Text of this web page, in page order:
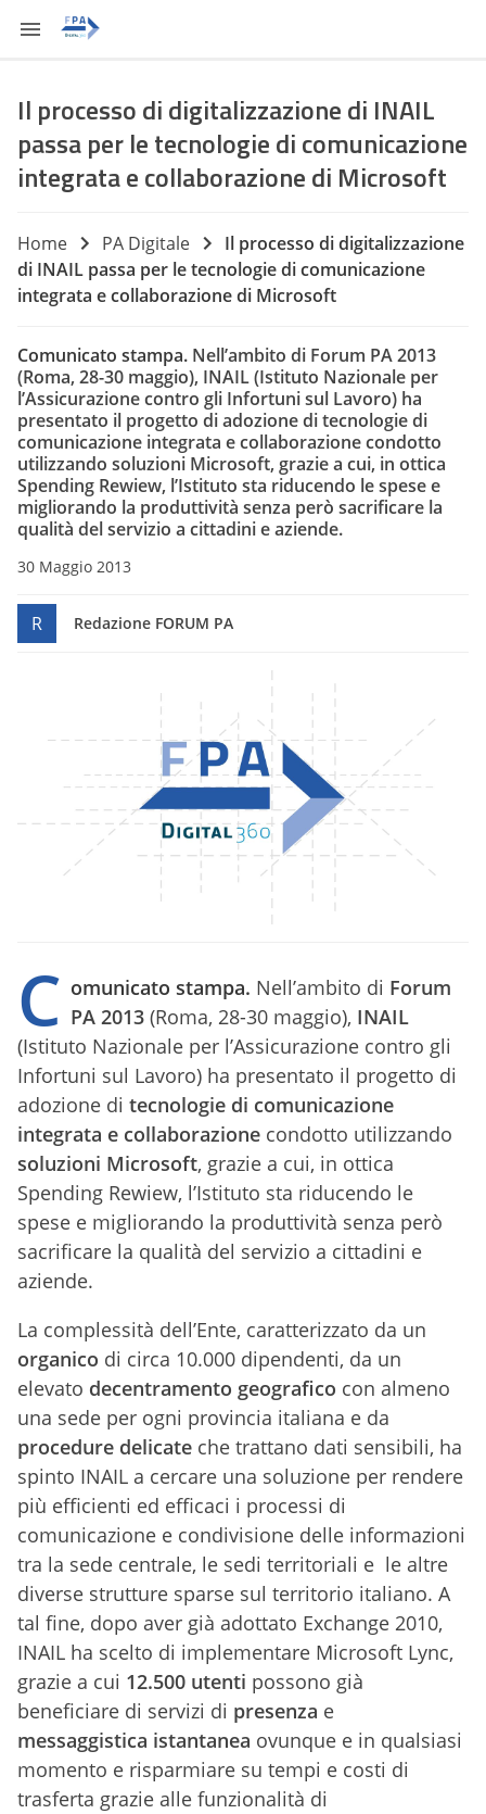
Il processo di digitalizzazione di INAIL
passa per le tecnologie di comunicazione
integrata e collaborazione di Microsoft
Home PA Digitale
Il processo di digitalizzazione
di INAIL passa per le tecnologie di comunicazione
integrata e collaborazione di Microsoft
Comunicato stampa. Nell’ambito di Forum PA 2013
(Roma, 28-30 maggio), INAIL(Istituto Nazionale per
l’Assicurazione contro gli Infortuni sul Lavoro) ha
presentato il progetto di adozione ditecnologie di
comunicazione integrata e collaborazionecondotto
utilizzando soluzioni Microsoft, grazie a cui, in ottica
Spending Rewiew, l’Istituto sta riducendo le spese e
migliorando la produttività senza però sacrificare la
qualità del servizio a cittadini e aziende.
30 Maggio 2013
R Redazione FORUM PA
C omunicato stampa. Nell’ambito di Forum
PA 2013 (Roma, 28-30 maggio), INAIL
(Istituto Nazionale per l’Assicurazione contro gli
Infortuni sul Lavoro) ha presentato il progetto di
adozione di tecnologie di comunicazione
integrata e collaborazione condotto utilizzando
soluzioni Microsoft, grazie a cui, in ottica
Spending Rewiew, l’Istituto sta riducendo le
spese e migliorando la produttività senza però
sacrificare la qualità del servizio a cittadini e
aziende.
La complessità dell’Ente, caratterizzato da un
organico di circa 10.000 dipendenti, da un
elevato decentramento geografico con almeno
una sede per ogni provincia italiana e da
procedure delicate che trattano dati sensibili, ha
spinto INAIL a cercare una soluzione per rendere
più efficienti ed efficaci i processi di
comunicazione e condivisione delle informazioni
tra la sede centrale, le sedi territoriali e le altre
diverse strutture sparse sul territorio italiano. A
tal fine, dopo aver già adottato Exchange 2010,
INAIL ha scelto di implementare Microsoft Lync,
grazie a cui 12.500 utenti possono già
beneficiare di servizi di presenza e
messaggistica istantanea ovunque e in qualsiasi
momento e risparmiare su tempi e costi di
trasferta grazie alle funzionalità di